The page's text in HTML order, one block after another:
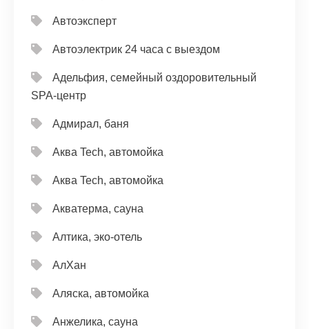
Автоэксперт
Автоэлектрик 24 часа с выездом
Адельфия, семейный оздоровительный
SPA-центр
Адмирал, баня
Аква Tech, автомойка
Аква Tech, автомойка
Акватерма, сауна
Алтика, эко-отель
АлХан
Аляска, автомойка
Анжелика, сауна